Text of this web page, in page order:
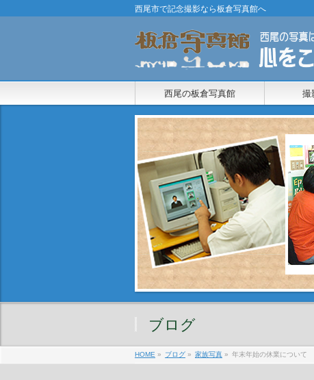
西尾市で記念撮影なら板倉写真館へ
西尾の板倉写真館 撮
ブログ
HOME » ブログ » 家族写真 » 年末年始の休業について